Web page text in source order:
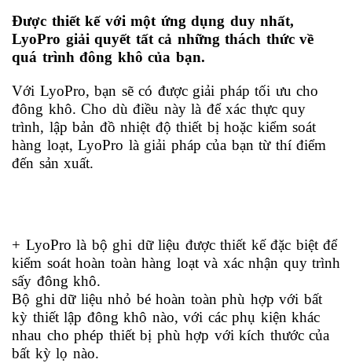
Được thiết kế với một ứng dụng duy nhất,
LyoPro giải quyết tất cả những thách thức về
quá trình đông khô của bạn.
Với LyoPro, bạn sẽ có được giải pháp tối ưu cho
đông khô. Cho dù điều này là để xác thực quy
trình, lập bản đồ nhiệt độ thiết bị hoặc kiểm soát
hàng loạt, LyoPro là giải pháp của bạn từ thí điểm
đến sản xuất.
+ LyoPro là bộ ghi dữ liệu được thiết kế đặc biệt để
kiểm soát hoàn toàn hàng loạt và xác nhận quy trình
sấy đông khô.
Bộ ghi dữ liệu nhỏ bé hoàn toàn phù hợp với bất
kỳ thiết lập đông khô nào, với các phụ kiện khác
nhau cho phép thiết bị phù hợp với kích thước của
bất kỳ lọ nào.